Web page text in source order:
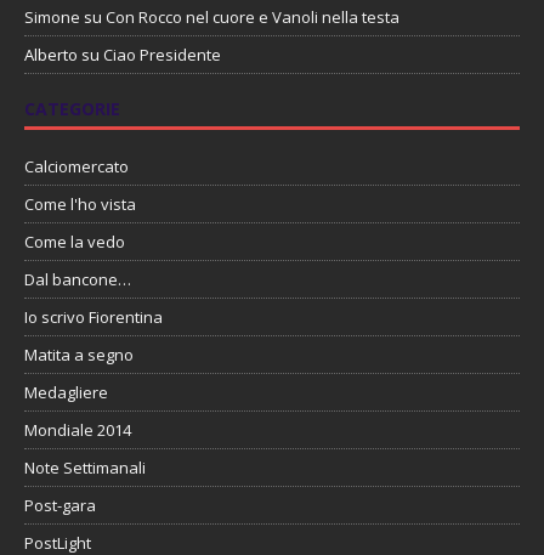
Simone su Con Rocco nel cuore e Vanoli nella testa
Alberto su Ciao Presidente
CATEGORIE
Calciomercato
Come l'ho vista
Come la vedo
Dal bancone…
Io scrivo Fiorentina
Matita a segno
Medagliere
Mondiale 2014
Note Settimanali
Post-gara
PostLight